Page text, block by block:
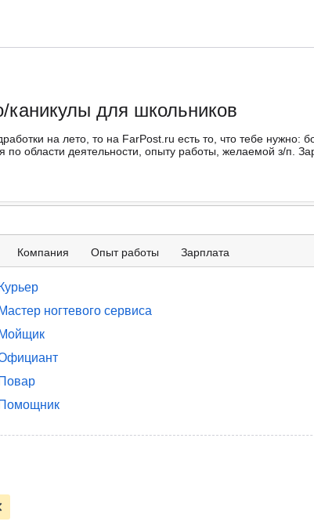
каникулы для школьников
на лето, то на FarPost.ru есть то, что тебе
области деятельности, опыту работы, желаемой з/п.
Компания Опыт работы Зарплата
Курьер
Мастер ногтевого сервиса
Мойщик
Повар
Помощник